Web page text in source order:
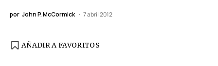
por John P. McCormick 7 abril 2012
AÑADIR A FAVORITOS